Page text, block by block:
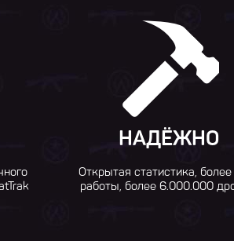
НАДЁЖНО
Открытая статистика, более
работы, более 6.000.000